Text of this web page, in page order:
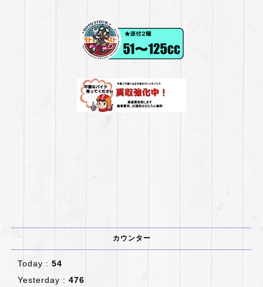
カウンター
Today : 54
Yesterday : 476